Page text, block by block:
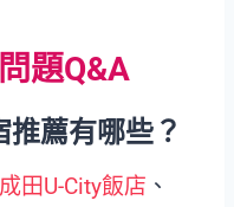
題Q&A
推薦有哪些？
成田U-City飯店 、